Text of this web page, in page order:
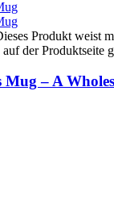
Produkt weist
der Produktseite
– A